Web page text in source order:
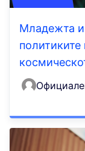
Младежта и
политиките